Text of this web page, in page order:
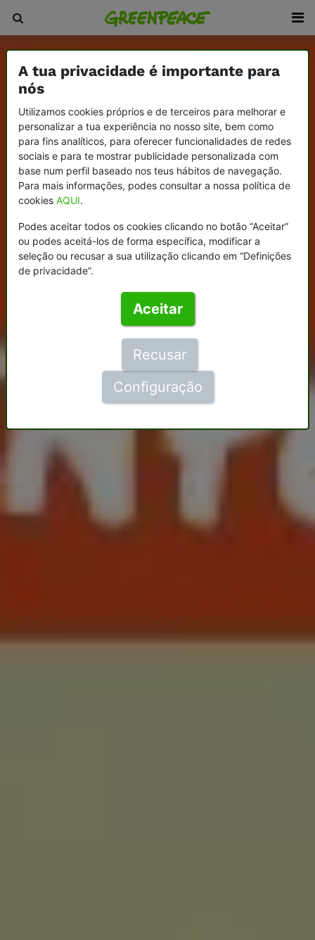
A tua privacidade é importante para
nós
Utilizamos cookies próprios e de terceiros para melhorar e
personalizar a tua experiência no nosso site, bem como
para fins analíticos, para oferecer funcionalidades de redes
sociais e para te mostrar publicidade personalizada com
base num perfil baseado nos teus hábitos de navegação.
Para mais informações, podes consultar a nossa política de
cookies AQUI.
Podes aceitar todos os cookies clicando no botão “Aceitar”
ou podes aceitá-los de forma específica, modificar a
seleção ou recusar a sua utilização clicando em “Definições
de privacidade”.
Aceitar
Recusar
Configuração